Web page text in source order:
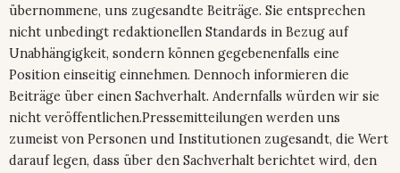
übernommene, uns zugesandte Beiträge. Sie entsprechen
nicht unbedingt redaktionellen Standards in Bezug auf
Unabhängigkeit, sondern können gegebenenfalls eine
Position einseitig einnehmen. Dennoch informieren die
Beiträge über einen Sachverhalt. Andernfalls würden wir sie
nicht veröffentlichen.Pressemitteilungen werden uns
zumeist von Personen und Institutionen zugesandt, die Wert
darauf legen, dass über den Sachverhalt berichtet wird, den